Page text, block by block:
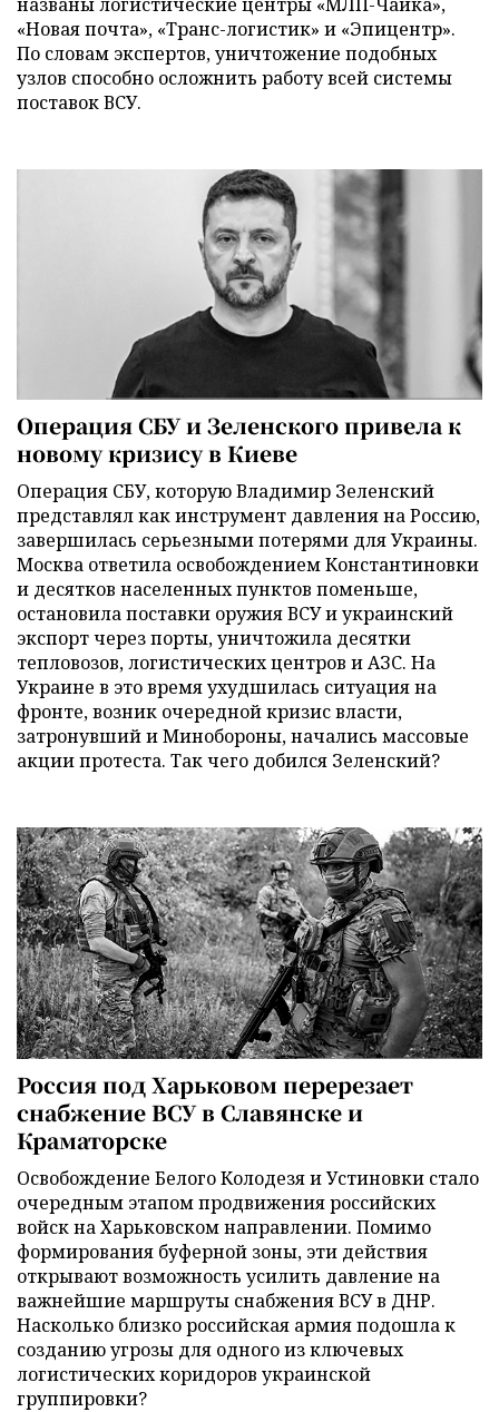
«Новая почта», «Транс-логистик» и «Эпицентр».
По словам экспертов, уничтожение подобных
узлов способно осложнить работу всей системы
поставок ВСУ.
Операция СБУ и Зеленского привела к
новому кризису в Киеве
Операция СБУ, которую Владимир Зеленский
представлял как инструмент давления на Россию,
завершилась серьезными потерями для Украины.
Москва ответила освобождением Константиновки
и десятков населенных пунктов поменьше,
остановила поставки оружия ВСУ и украинский
экспорт через порты, уничтожила десятки
тепловозов, логистических центров и АЗС. На
Украине в это время ухудшилась ситуация на
фронте, возник очередной кризис власти,
затронувший и Минобороны, начались массовые
акции протеста. Так чего добился Зеленский?
Россия под Харьковом перерезает
снабжение ВСУ в Славянске и
Краматорске
Освобождение Белого Колодезя и Устиновки стало
очередным этапом продвижения российских
войск на Харьковском направлении. Помимо
формирования буферной зоны, эти действия
открывают возможность усилить давление на
важнейшие маршруты снабжения ВСУ в ДНР.
Насколько близко российская армия подошла к
созданию угрозы для одного из ключевых
логистических коридоров украинской
группировки?